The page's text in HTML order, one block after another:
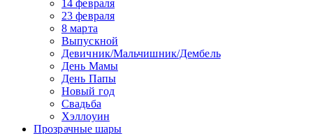
14 февраля
23 февраля
8 марта
Выпускной
Девичник/Мальчишник/Дембель
День Мамы
День Папы
Новый год
Свадьба
Хэллоуин
Прозрачные шары